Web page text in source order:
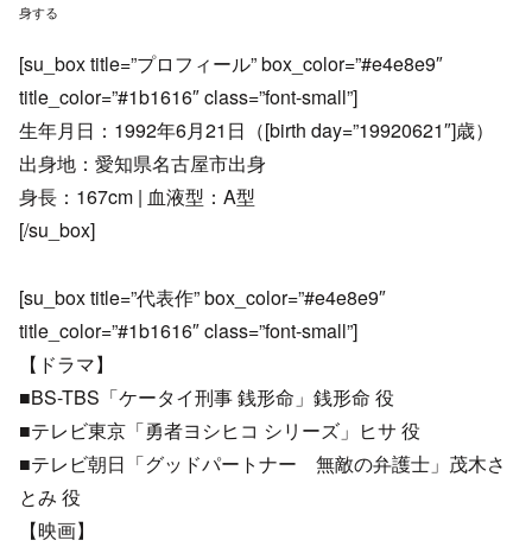
身する
[su_box title=”プロフィール” box_color=”#e4e8e9″
title_color=”#1b1616″ class=”font-small”]
生年月日：1992年6月21日（[birth day=”19920621″]歳）
出身地：愛知県名古屋市出身
身長：167cm | 血液型：A型
[/su_box]
[su_box title=”代表作” box_color=”#e4e8e9″
title_color=”#1b1616″ class=”font-small”]
【ドラマ】
■BS-TBS「ケータイ刑事 銭形命」銭形命 役
■テレビ東京「勇者ヨシヒコ シリーズ」ヒサ 役
■テレビ朝日「グッドパートナー 無敵の弁護士」茂木さ
とみ 役
【映画】